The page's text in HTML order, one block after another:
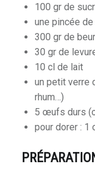
100 gr de
une pincée
300 gr de
30 gr de
10 cl de lait
un petit verre
rhum…)
5 œufs durs
pour dorer :